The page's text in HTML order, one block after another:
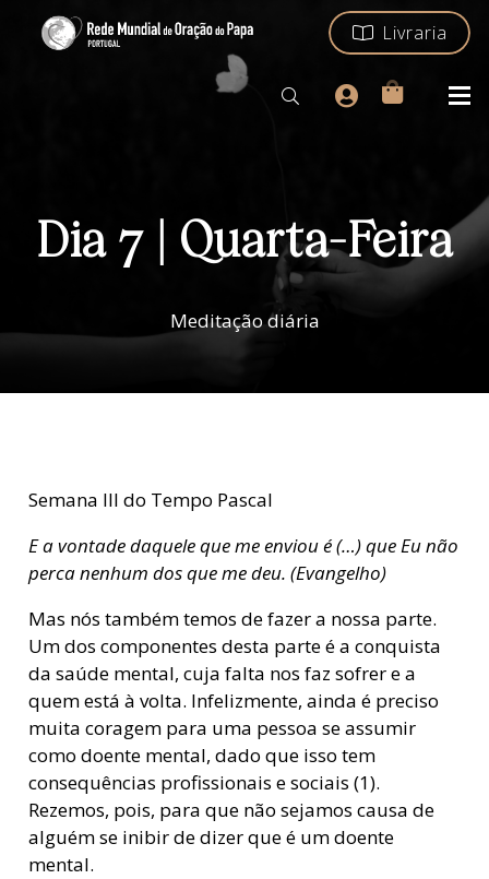
Livraria
Dia 7 | Quarta-Feira
Meditação diária
Semana III do Tempo Pascal
E a vontade daquele que me enviou é (…) que Eu não
perca nenhum dos que me deu. (Evangelho)
Mas nós também temos de fazer a nossa parte.
Um dos componentes desta parte é a conquista
da saúde mental, cuja falta nos faz sofrer e a
quem está à volta. Infelizmente, ainda é preciso
muita coragem para uma pessoa se assumir
como doente mental, dado que isso tem
consequências profissionais e sociais (1).
Rezemos, pois, para que não sejamos causa de
alguém se inibir de dizer que é um doente
mental.